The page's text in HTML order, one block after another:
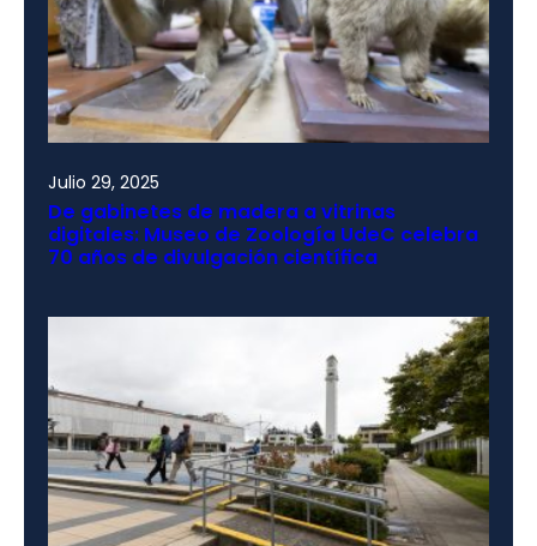
Julio 29, 2025
De gabinetes de madera a vitrinas
digitales: Museo de Zoología UdeC celebra
70 años de divulgación científica